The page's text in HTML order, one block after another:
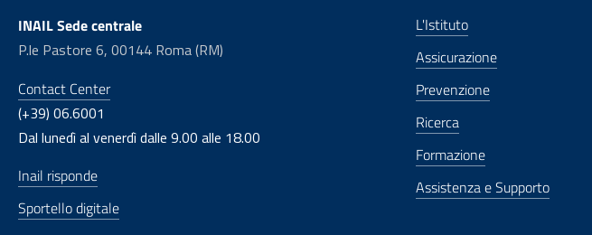
INAIL Sede centrale
P.le Pastore 6, 00144 Roma (RM)
Contact Center
(+39) 06.6001
Dal lunedì al venerdì dalle 9.00 alle 18.00
Inail risponde
Sportello digitale
L'Istituto
Assicurazione
Prevenzione
Ricerca
Formazione
Assistenza e Supporto